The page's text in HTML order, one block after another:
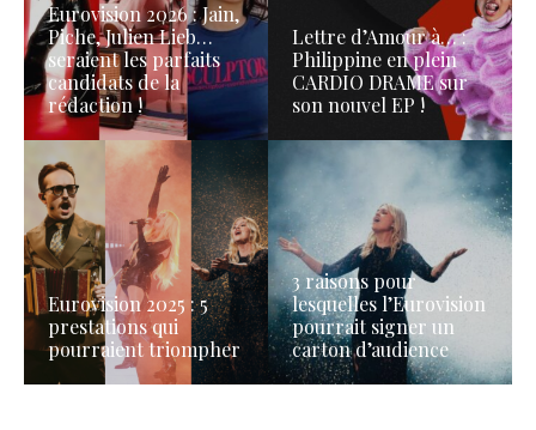
Eurovision 2026 : Jain,
Piche, Julien Lieb…
seraient les parfaits
candidats de la
rédaction !
Lettre d’Amour à… :
Philippine en plein
CARDIO DRAME sur
son nouvel EP !
Eurovision 2025 : 5
prestations qui
pourraient triompher
3 raisons pour
lesquelles l’Eurovision
pourrait signer un
carton d’audience